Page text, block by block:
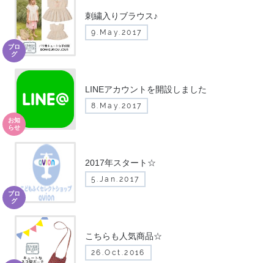
刺繍入りブラウス♪
9.May.2017
ブロ
グ
LINEアカウントを開設しました
8.May.2017
お知
らせ
2017年スタート☆
5.Jan.2017
ブロ
グ
こちらも人気商品☆
26.Oct.2016